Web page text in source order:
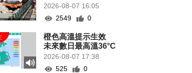
2026-08-07 16:05
2549
0
橙色高溫提示生效
未來數日最高溫36°C
2026-08-07 17:38
525
0